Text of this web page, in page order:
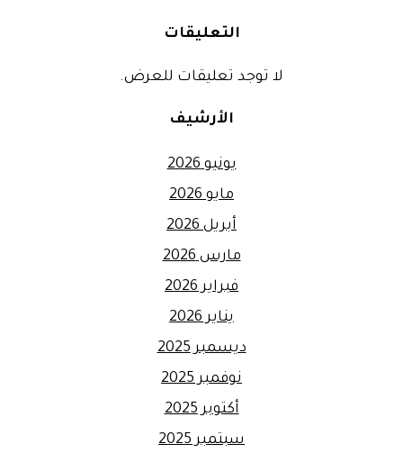
التعليقات
لا توجد تعليقات للعرض.
الأرشيف
يونيو 2026
مايو 2026
أبريل 2026
مارس 2026
فبراير 2026
يناير 2026
ديسمبر 2025
نوفمبر 2025
أكتوبر 2025
سبتمبر 2025